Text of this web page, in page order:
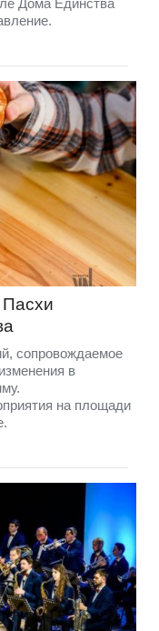
сопровождаемое
в
на площади